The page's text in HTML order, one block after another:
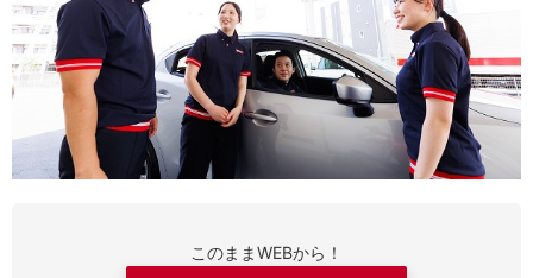
このままWEBから！